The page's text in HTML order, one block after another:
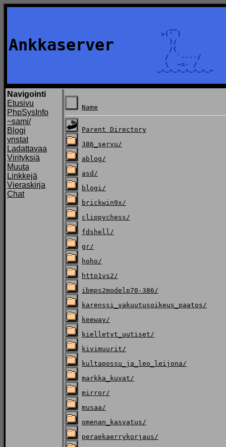
Ankkaserver
  >(' )
    )/
    /(
   /  `----/
   \  ~=- /
Navigointi
Etusivu
PhpSysInfo
~sami/
Blogi
vnstat
Ladattavaa
Virityksiä
Muuta
Linkkejä
Vieraskirja
Chat
Name
Parent Directory
386_servu/
ablog/
asd/
blogi/
brickwin9x/
clippychess/
fdshell/
gr/
hoho/
http1vs2/
ibmps2modelp70-386/
karenssi_vakuutusoikeus_paatos/
keeway/
kielletyt_uutiset/
kivimuurit/
kultapossu_ja_leo_leijona/
markka_kuvat/
mirror/
musaa/
omenan_kasvatus/
peraekaerrykorjaus/